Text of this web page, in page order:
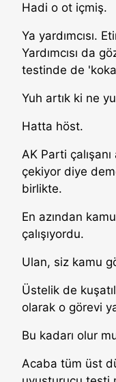
Hadi o ot içmiş.
Ya yardımcısı.
Yardımcısı da
testinde de
Yuh artık ki ne
Hatta höst.
AK Parti
çekiyor diye
birlikte.
En azından
çalışıyordu.
Ulan, siz kamu
Üstelik de
olarak o görevi
Bu kadarı olur
Acaba tüm üst